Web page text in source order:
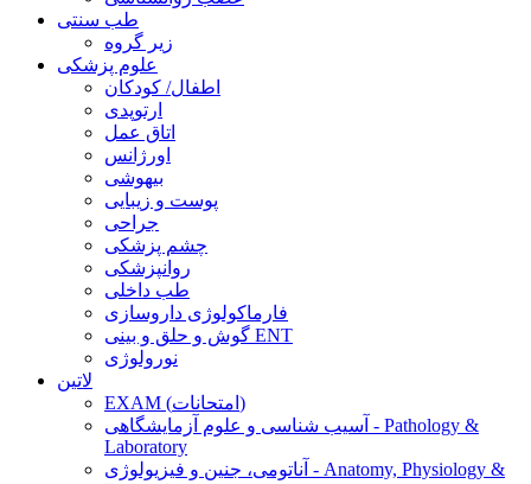
طب سنتی
زیر گروه
علوم پزشکی
اطفال/ کودکان
ارتوپدی
اتاق عمل
اورژانس
بیهوشی
پوست و زیبایی
جراحی
چشم پزشکی
روانپزشکی
طب داخلی
فارماکولوژی داروسازی
گوش و حلق و بینی ENT
نورولوژی
لاتین
EXAM (امتحانات)
آسیب شناسی و علوم آزمایشگاهی - Pathology &
Laboratory
آناتومی، جنین و فیزیولوژی - Anatomy, Physiology &